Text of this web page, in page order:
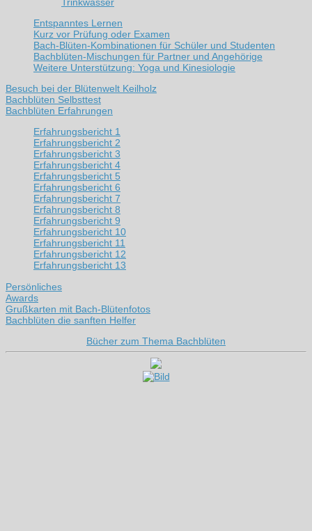
Trinkwasser
Entspanntes Lernen
Kurz vor Prüfung oder Examen
Bach-Blüten-Kombinationen für Schüler und Studenten
Bachblüten-Mischungen für Partner und Angehörige
Weitere Unterstützung: Yoga und Kinesiologie
Besuch bei der Blütenwelt Keilholz
Bachblüten Selbsttest
Bachblüten Erfahrungen
Erfahrungsbericht 1
Erfahrungsbericht 2
Erfahrungsbericht 3
Erfahrungsbericht 4
Erfahrungsbericht 5
Erfahrungsbericht 6
Erfahrungsbericht 7
Erfahrungsbericht 8
Erfahrungsbericht 9
Erfahrungsbericht 10
Erfahrungsbericht 11
Erfahrungsbericht 12
Erfahrungsbericht 13
Persönliches
Awards
Grußkarten mit Bach-Blütenfotos
Bachblüten die sanften Helfer
Bücher zum Thema Bachblüten